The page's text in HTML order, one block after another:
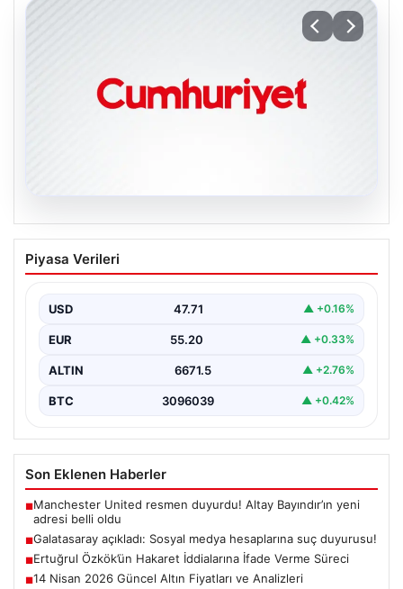
Galatasaray açıkladı: Sosyal medya
hesaplarına suç duyurusu!
Hukuki Adım Attı”, “content”: “ Galatasaray Spor…
Piyasa Verileri
USD 47.71 ▲ +0.16%
EUR 55.20 ▲ +0.33%
ALTIN 6671.5 ▲ +2.76%
BTC 3096039 ▲ +0.42%
Son Eklenen Haberler
■Manchester United resmen duyurdu! Altay Bayındır’ın yeni
adresi belli oldu
■Galatasaray açıkladı: Sosyal medya hesaplarına suç duyurusu!
■Ertuğrul Özkök’ün Hakaret İddialarına İfade Verme Süreci
■14 Nisan 2026 Güncel Altın Fiyatları ve Analizleri